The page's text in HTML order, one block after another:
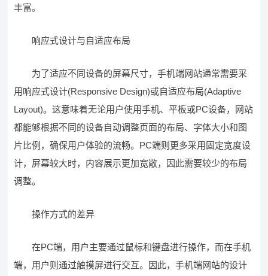
丰富。
响应式设计与自适应布局
为了适应不同设备的屏幕尺寸，手机端网站通常需要采
用响应式设计(Responsive Design)或自适应布局(Adaptive
Layout)。这意味着无论用户使用手机、平板或PC设备，网站
都能够根据不同的设备自动调整页面的布局、字体大小和图
片比例，确保用户体验的流畅。PC端则更多采用固定宽度设
计，屏幕较大时，内容展示更加宽敞，因此需要较少的布局
调整。
操作方式的差异
在PC端，用户主要通过鼠标和键盘进行操作，而在手机
端，用户则通过触摸屏进行交互。因此，手机端网站的设计